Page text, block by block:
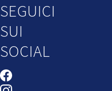
SEGUICI
SUI
SOCIAL